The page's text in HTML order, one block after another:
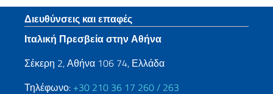
Footer section
Διευθύνσεις και επαφές
Ιταλική Πρεσβεία στην Αθήνα
Σέκερη 2, Αθήνα 106 74, Ελλάδα
Τηλέφωνο: +30 210 36 17 260 / 263